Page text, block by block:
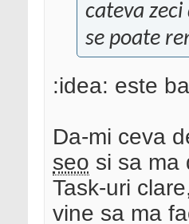
cateva
se poate
:idea: este
Da-mi ceva
seo si sa ma
Task-uri
vine sa ma